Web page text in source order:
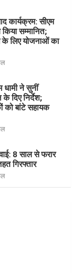
कार्यक्रम: सीएम
सम्मानित;
लिए योजनाओं का
धामी ने सुनीं
दिए निर्देश;
को बांटे सहायक
8 साल से फरार
गिरफ्तार